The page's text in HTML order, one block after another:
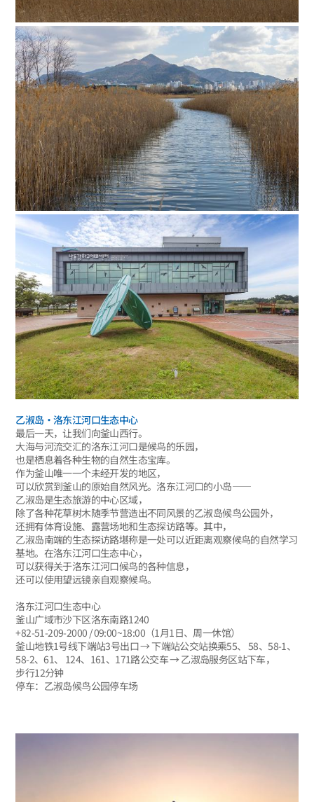
乙淑岛·洛东江河口生态中心
最后一天，让我们向釜山西行。
大海与河流交汇的洛东江河口是候鸟的乐园，
也是栖息着各种生物的自然生态宝库。
作为釜山唯一一个未经开发的地区，
可以欣赏到釜山的原始自然风光。洛东江河口的小岛——
乙淑岛是生态旅游的中心区域，
除了各种花草树木随季节营造出不同风景的乙淑岛候鸟公园外，
还拥有体育设施、露营场地和生态探访路等。其中，
乙淑岛南端的生态探访路堪称是一处可以近距离观察候鸟的自然学习
基地。在洛东江河口生态中心，
可以获得关于洛东江河口候鸟的各种信息，
还可以使用望远镜亲自观察候鸟。
洛东江河口生态中心
釜山广域市沙下区洛东南路1240
+82-51-209-2000 / 09:00~18:00（1月1日、周一休馆）
釜山地铁1号线下端站3号出口 → 下端站公交站换乘55、 58、58-1、
58-2、61、 124、161、171路公交车 → 乙淑岛服务区站下车，
步行12分钟
停车：乙淑岛候鸟公园停车场